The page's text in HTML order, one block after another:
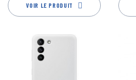
VOIR LE PRODUIT